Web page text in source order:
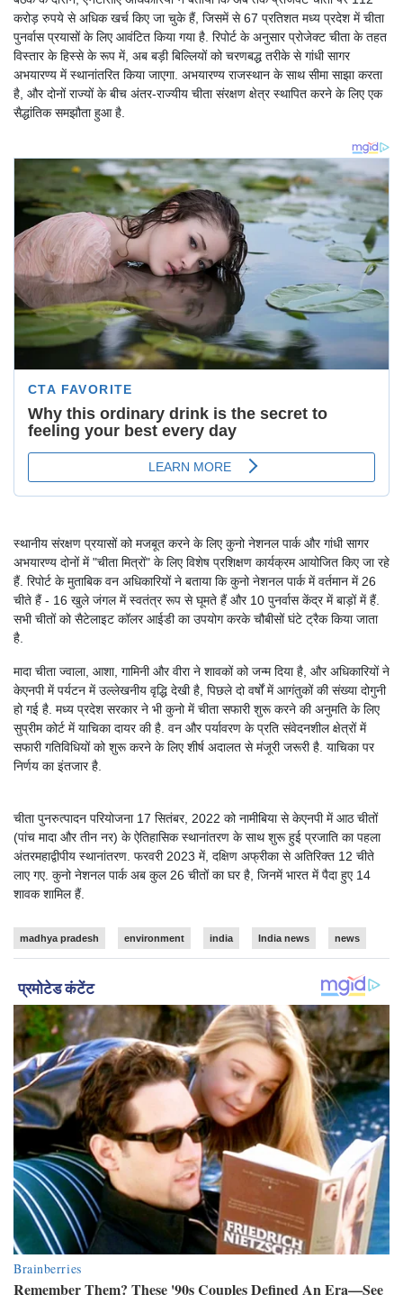
करोड़ रुपये से अधिक खर्च किए जा चुके हैं, जिसमें से 67 प्रतिशत मध्य प्रदेश में चीता
पुनर्वास प्रयासों के लिए आवंटित किया गया है. रिपोर्ट के अनुसार प्रोजेक्ट चीता के तहत
विस्तार के हिस्से के रूप में, अब बड़ी बिल्लियों को चरणबद्ध तरीके से गांधी सागर
अभयारण्य में स्थानांतरित किया जाएगा. अभयारण्य राजस्थान के साथ सीमा साझा करता
है, और दोनों राज्यों के बीच अंतर-राज्यीय चीता संरक्षण क्षेत्र स्थापित करने के लिए एक
सैद्धांतिक समझौता हुआ है.
स्थानीय संरक्षण प्रयासों को मजबूत करने के लिए कुनो नेशनल पार्क और गांधी सागर
अभयारण्य दोनों में "चीता मित्रों" के लिए विशेष प्रशिक्षण कार्यक्रम आयोजित किए जा रहे
हैं. रिपोर्ट के मुताबिक वन अधिकारियों ने बताया कि कुनो नेशनल पार्क में वर्तमान में 26
चीते हैं - 16 खुले जंगल में स्वतंत्र रूप से घूमते हैं और 10 पुनर्वास केंद्र में बाड़ों में हैं.
सभी चीतों को सैटेलाइट कॉलर आईडी का उपयोग करके चौबीसों घंटे ट्रैक किया जाता
है.
मादा चीता ज्वाला, आशा, गामिनी और वीरा ने शावकों को जन्म दिया है, और अधिकारियों ने
केएनपी में पर्यटन में उल्लेखनीय वृद्धि देखी है, पिछले दो वर्षों में आगंतुकों की संख्या दोगुनी
हो गई है. मध्य प्रदेश सरकार ने भी कुनो में चीता सफारी शुरू करने की अनुमति के लिए
सुप्रीम कोर्ट में याचिका दायर की है. वन और पर्यावरण के प्रति संवेदनशील क्षेत्रों में
सफारी गतिविधियों को शुरू करने के लिए शीर्ष अदालत से मंजूरी जरूरी है. याचिका पर
निर्णय का इंतजार है.
चीता पुनरुत्पादन परियोजना 17 सितंबर, 2022 को नामीबिया से केएनपी में आठ चीतों
(पांच मादा और तीन नर) के ऐतिहासिक स्थानांतरण के साथ शुरू हुई प्रजाति का पहला
अंतरमहाद्वीपीय स्थानांतरण. फरवरी 2023 में, दक्षिण अफ्रीका से अतिरिक्त 12 चीते
लाए गए. कुनो नेशनल पार्क अब कुल 26 चीतों का घर है, जिनमें भारत में पैदा हुए 14
शावक शामिल हैं.
madhya pradesh environment india India news news